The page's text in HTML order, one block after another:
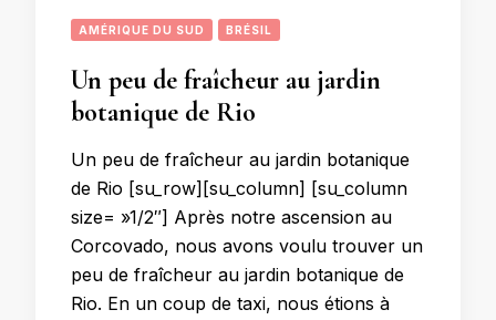
AMÉRIQUE DU SUD BRÉSIL
Un peu de fraîcheur au jardin
botanique de Rio
Un peu de fraîcheur au jardin botanique
de Rio [su_row][su_column] [su_column
size= »1/2″] Après notre ascension au
Corcovado, nous avons voulu trouver un
peu de fraîcheur au jardin botanique de
Rio. En un coup de taxi, nous étions à